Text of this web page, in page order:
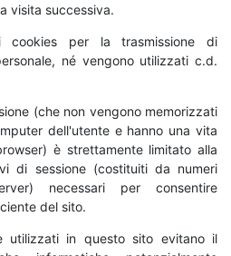
visita successiva.
per la trasmissione di
né vengono utilizzati c.d.
(che non vengono memorizzati
dell'utente e hanno una vita
è strettamente limitato alla
di sessione (costituiti da numeri
necessari per consentire
del sito.
utilizzati in questo sito evitano il